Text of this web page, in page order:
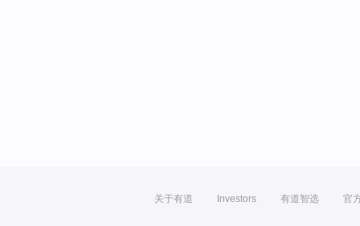
关于有道 Investors 有道智选 官